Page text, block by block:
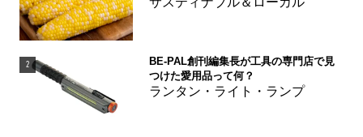
2
BE-PAL創刊編集長が工具の専門店で見
つけた愛用品って何？
ランタン・ライト・ランプ